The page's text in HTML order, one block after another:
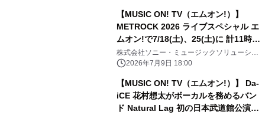
【MUSIC ON! TV（エムオン!）】
METROCK 2026 ライブスペシャル エ
ムオン!で7/18(土)、25(土)に 計11時間
にわたってテレビ独占放送！
株式会社ソニー・ミュージックソリューショ
ンズ2026年7月9日 18:00
【MUSIC ON! TV（エムオン!）】 Da-
iCE 花村想太がボーカルを務めるバン
ド Natural Lag 初の日本武道館公演へ